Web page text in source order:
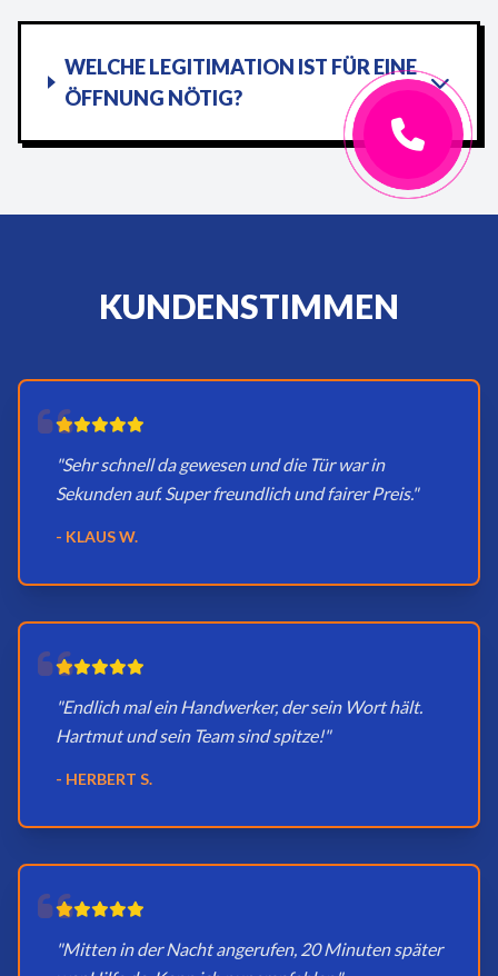
WELCHE LEGITIMATION IST FÜR EINE
ÖFFNUNG NÖTIG?
KUNDENSTIMMEN
"Sehr schnell da gewesen und die Tür war in
Sekunden auf. Super freundlich und fairer Preis."
- KLAUS W.
"Endlich mal ein Handwerker, der sein Wort hält.
Hartmut und sein Team sind spitze!"
- HERBERT S.
"Mitten in der Nacht angerufen, 20 Minuten später